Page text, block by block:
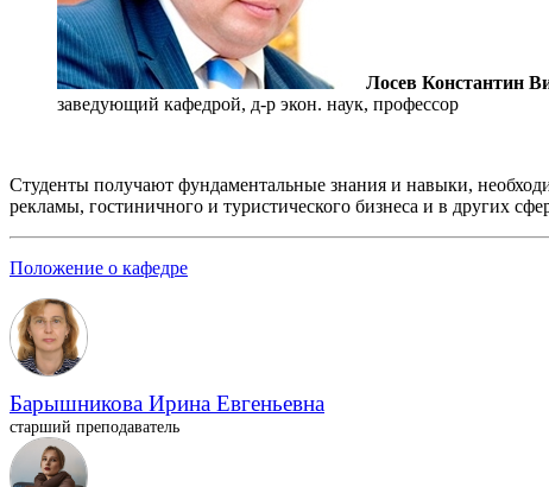
Лосев Константин
заведующий кафедрой, д-р экон. наук, профессор
Студенты получают фундаментальные знания и навыки,
рекламы, гостиничного и туристического бизнеса и в других
Положение о кафедре
Барышникова Ирина Евгеньевна
старший преподаватель